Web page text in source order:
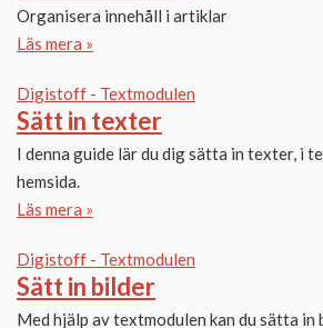
Organisera innehåll i artiklar
Läs mera »
Digistoff - Textmodulen
Sätt in texter
I denna guide lär du dig sätta in texter, i
hemsida.
Läs mera »
Digistoff - Textmodulen
Sätt in bilder
Med hjälp av textmodulen kan du sätta in